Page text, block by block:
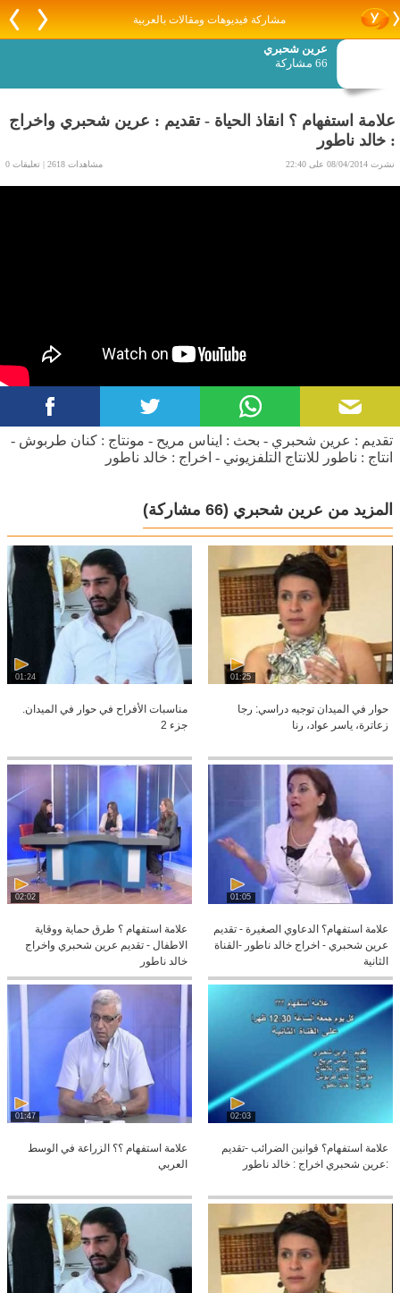
مشاركة فيديوهات ومقالات بالعربية
عرين شحبري
66 مشاركة
علامة استفهام ؟ انقاذ الحياة - تقديم : عرين شحبري واخراج
: خالد ناطور
نشرت 08/04/2014 على 22:40 مشاهدات 2618 | تعليقات 0
تقديم : عرين شحبري - بحث : ايناس مريح - مونتاج : كنان طربوش -
انتاج : ناطور للانتاج التلفزيوني - اخراج : خالد ناطور
المزيد من عرين شحبري (66 مشاركة)
01:25
حوار في الميدان توجيه دراسي: رجا
زعاترة، ياسر عواد، رنا
01:24
مناسبات الأفراح في حوار في الميدان.
جزء 2
01:05
علامة استفهام؟ الدعاوي الصغيرة - تقديم
عرين شحبري - اخراج خالد ناطور -القناة
الثانية
02:02
علامة استفهام ؟ طرق حماية ووقاية
الاطفال - تقديم عرين شحبري واخراج
خالد ناطور
02:03
علامة استفهام؟ قوانين الضرائب -تقديم
:عرين شحبري اخراج : خالد ناطور
01:47
علامة استفهام ؟؟ الزراعة في الوسط
العربي